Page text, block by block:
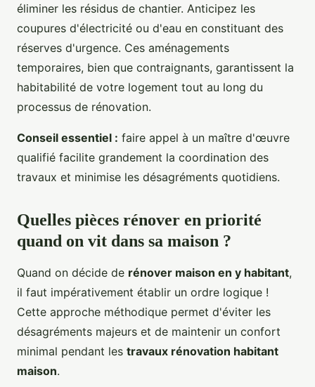
éliminer les résidus de chantier. Anticipez les
coupures d'électricité ou d'eau en constituant des
réserves d'urgence. Ces aménagements
temporaires, bien que contraignants, garantissent la
habitabilité de votre logement tout au long du
processus de rénovation.
Conseil essentiel : faire appel à un maître d'œuvre
qualifié facilite grandement la coordination des
travaux et minimise les désagréments quotidiens.
Quelles pièces rénover en priorité
quand on vit dans sa maison ?
Quand on décide de rénover maison en y habitant,
il faut impérativement établir un ordre logique !
Cette approche méthodique permet d'éviter les
désagréments majeurs et de maintenir un confort
minimal pendant les travaux rénovation habitant
maison.